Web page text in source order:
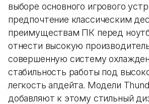
выборе основного игрового
предпочтение классическим
преимуществам ПК перед
отнести высокую
совершенную систему
стабильность работы под
легкость апдейта. Модели
добавляют к этому стильный